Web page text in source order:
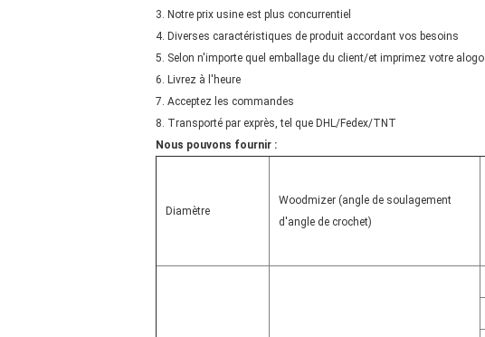
3. Notre prix usine est plus concurrentiel
4. Diverses caractéristiques de produit accordant vos besoins
5. Selon n'importe quel emballage du client/et imprimez votre alogo
6. Livrez à l'heure
7. Acceptez les commandes
8. Transporté par exprès, tel que DHL/Fedex/TNT
Nous pouvons fournir :
Diamètre
Woodmizer (angle de soulagement
d'angle de crochet)